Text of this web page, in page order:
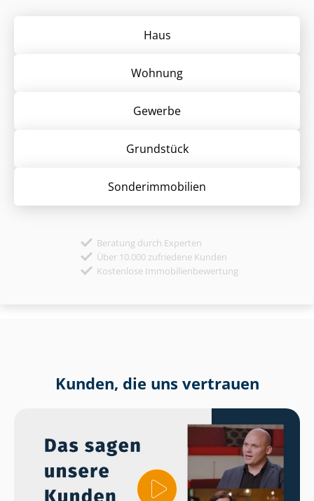
Haus
Wohnung
Gewerbe
Grund­stück
Sonder­immobilien
Beratung durch Experten
Über 10.000 zufriedene Kunden
Kostenlose Immobilienbewertung
Kunden, die uns vertrauen